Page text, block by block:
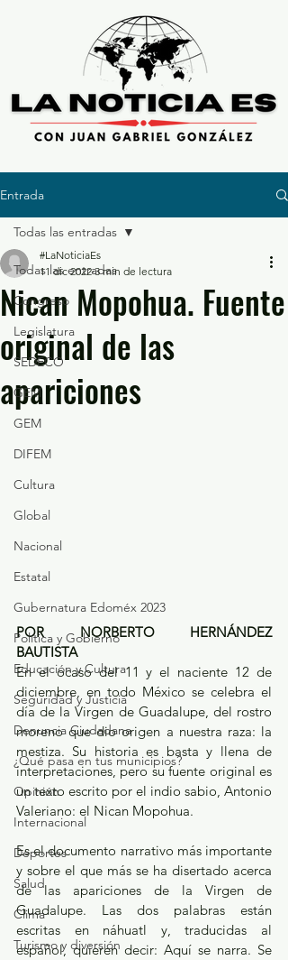
Entrada
Todas las entradas
Congreso
Legislatura
SEDECO
GEM
GEM
DIFEM
Cultura
Global
Nacional
Estatal
Gubernatura Edoméx 2023
Política y Gobierno
Educación y Cultura
Seguridad y Justicia
Denuncia Ciudadana
¿Qué pasa en tus municipios?
Opinión
Internacional
Deportes
Salud
Clima
Turismo y diversión
Todas las entradas
Nican Mopohua. Fuente
original de las
apariciones
#LaNoticiaEs
11 dic 2022 3 min de lectura
POR NORBERTO HERNÁNDEZ
BAUTISTA
En el ocaso del 11 y el naciente 12 de
diciembre, en todo México se celebra el
día de la Virgen de Guadalupe, del rostro
moreno que dio origen a nuestra raza: la
mestiza. Su historia es basta y llena de
interpretaciones, pero su fuente original es
un texto escrito por el indio sabio, Antonio
Valeriano: el Nican Mopohua.
Es el documento narrativo más importante
y sobre el que más se ha disertado acerca
de las apariciones de la Virgen de
Guadalupe. Las dos palabras están
escritas en náhuatl y, traducidas al
español, quieren decir: Aquí se narra. Se